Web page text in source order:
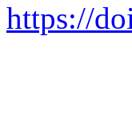
https://